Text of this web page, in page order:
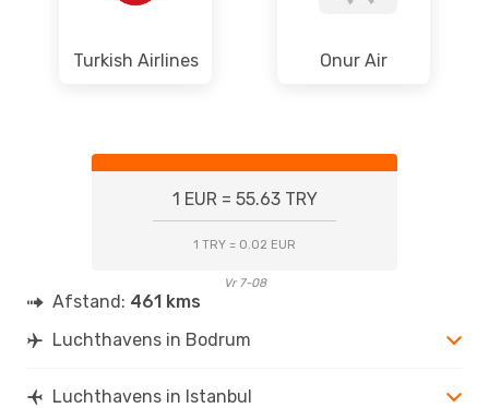
Turkish Airlines Onur Air
1 EUR = 55.63 TRY
1 TRY = 0.02 EUR
Vr 7-08
Afstand: 461 kms
Luchthavens in Bodrum
Luchthavens in Istanbul